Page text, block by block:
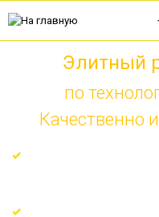
Элитный
по
Качественно